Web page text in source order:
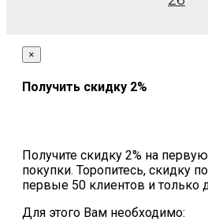
×
Получить скидку 2%
Получите скидку 2% на
покупки. Торопитесь, скидку
первые 50 клиентов и только
Для этого Вам необходимо: